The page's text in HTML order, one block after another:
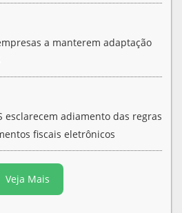
a manterem adaptação
esclarecem adiamento das regras
fiscais eletrônicos
Veja Mais